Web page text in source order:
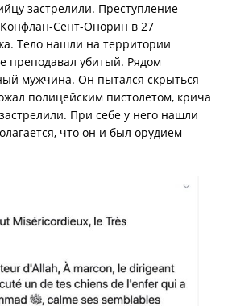
застрелили. Преступление
Сент-Онорин в 27
Тело нашли на территории
преподавал убитый. Рядом
мужчина. Он пытался скрыться
полицейским пистолетом, крича
При себе у него нашли
что он и был орудием